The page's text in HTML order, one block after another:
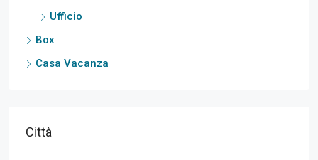
Ufficio
Box
Casa Vacanza
Città